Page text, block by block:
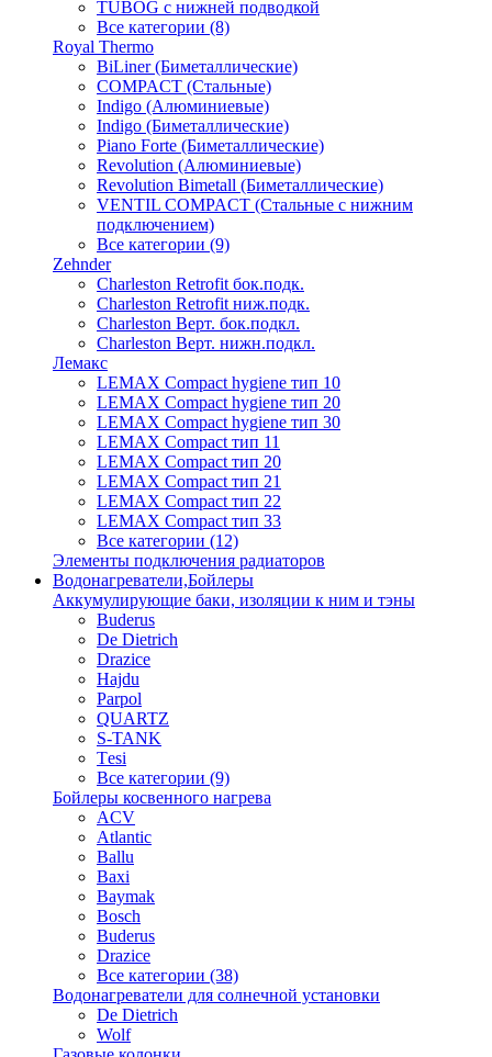
TUBOG с нижней подводкой
Все категории (8)
Royal Thermo
BiLiner (Биметаллические)
COMPACT (Стальные)
Indigo (Алюминиевые)
Indigo (Биметаллические)
Piano Forte (Биметаллические)
Revolution (Алюминиевые)
Revolution Bimetall (Биметаллические)
VENTIL COMPACT (Стальные с нижним
подключением)
Все категории (9)
Zehnder
Charleston Retrofit бок.подк.
Charleston Retrofit ниж.подк.
Charleston Верт. бок.подкл.
Charleston Верт. нижн.подкл.
Лемакс
LEMAX Compact hygiene тип 10
LEMAX Compact hygiene тип 20
LEMAX Compact hygiene тип 30
LEMAX Compact тип 11
LEMAX Compact тип 20
LEMAX Compact тип 21
LEMAX Compact тип 22
LEMAX Compact тип 33
Все категории (12)
Элементы подключения радиаторов
Водонагреватели,Бойлеры
Аккумулирующие баки, изоляции к ним и тэны
Buderus
De Dietrich
Drazice
Hajdu
Parpol
QUARTZ
S-TANK
Tеsi
Все категории (9)
Бойлеры косвенного нагрева
ACV
Atlantic
Ballu
Baxi
Baymak
Bosch
Buderus
Drazice
Все категории (38)
Водонагреватели для солнечной установки
De Dietrich
Wolf